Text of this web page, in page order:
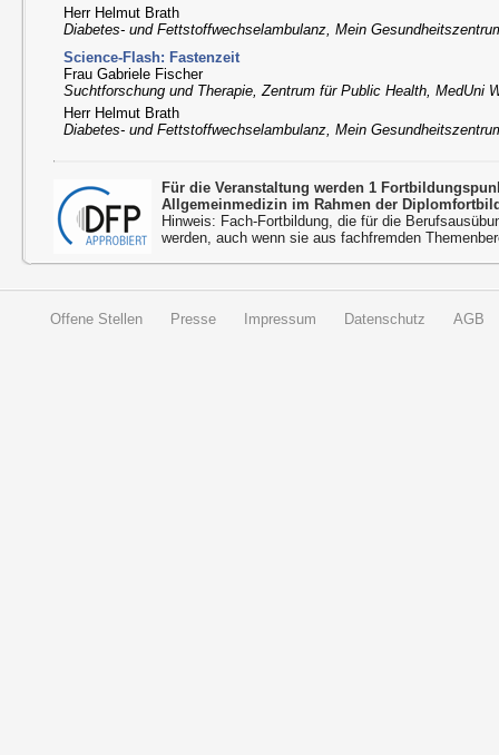
Herr Helmut Brath
Diabetes- und Fettstoffwechselambulanz, Mein
Science-Flash: Fastenzeit
Frau Gabriele Fischer
Suchtforschung und Therapie, Zentrum für Public Health, MedUni
Herr Helmut Brath
Diabetes- und Fettstoffwechselambulanz, Mein
Für die Veranstaltung werden 1
Allgemeinmedizin im Rahmen der
Hinweis: Fach-Fortbildung, die für die
werden, auch wenn sie aus fachfremden
Offene Stellen Presse Impressum Datenschutz AGB